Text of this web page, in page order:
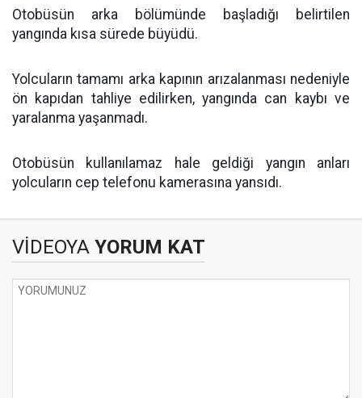
Otobüsün arka bölümünde başladığı belirtilen
yangında kısa sürede büyüdü.
Yolcuların tamamı arka kapının arızalanması nedeniyle
ön kapıdan tahliye edilirken, yangında can kaybı ve
yaralanma yaşanmadı.
Otobüsün kullanılamaz hale geldiği yangın anları
yolcuların cep telefonu kamerasına yansıdı.
VİDEOYA YORUM KAT